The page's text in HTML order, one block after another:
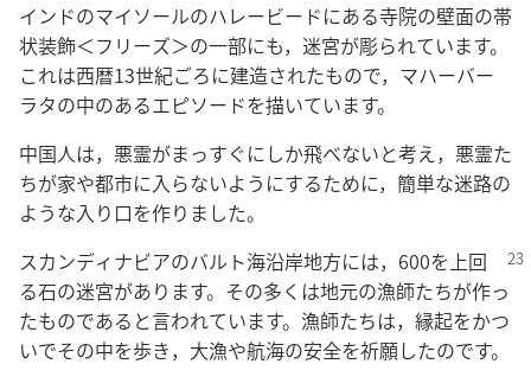
インドのマイソールのハレービードにある寺院の壁面の帯
状装飾＜フリーズ＞の一部にも，迷宮が彫られています。
これは西暦13世紀ごろに建造されたもので，マハーバー
ラタの中のあるエピソードを描いています。
中国人は，悪霊がまっすぐにしか飛べないと考え，悪霊た
ちが家や都市に入らないようにするために，簡単な迷路の
ような入り口を作りました。
スカンディナビアのバルト海沿岸地方には，600を上回
る石の迷宮があります。その多くは地元の漁師たちが作っ
たものであると言われています。漁師たちは，縁起をかつ
いでその中を歩き，大漁や航海の安全を祈願したのです。